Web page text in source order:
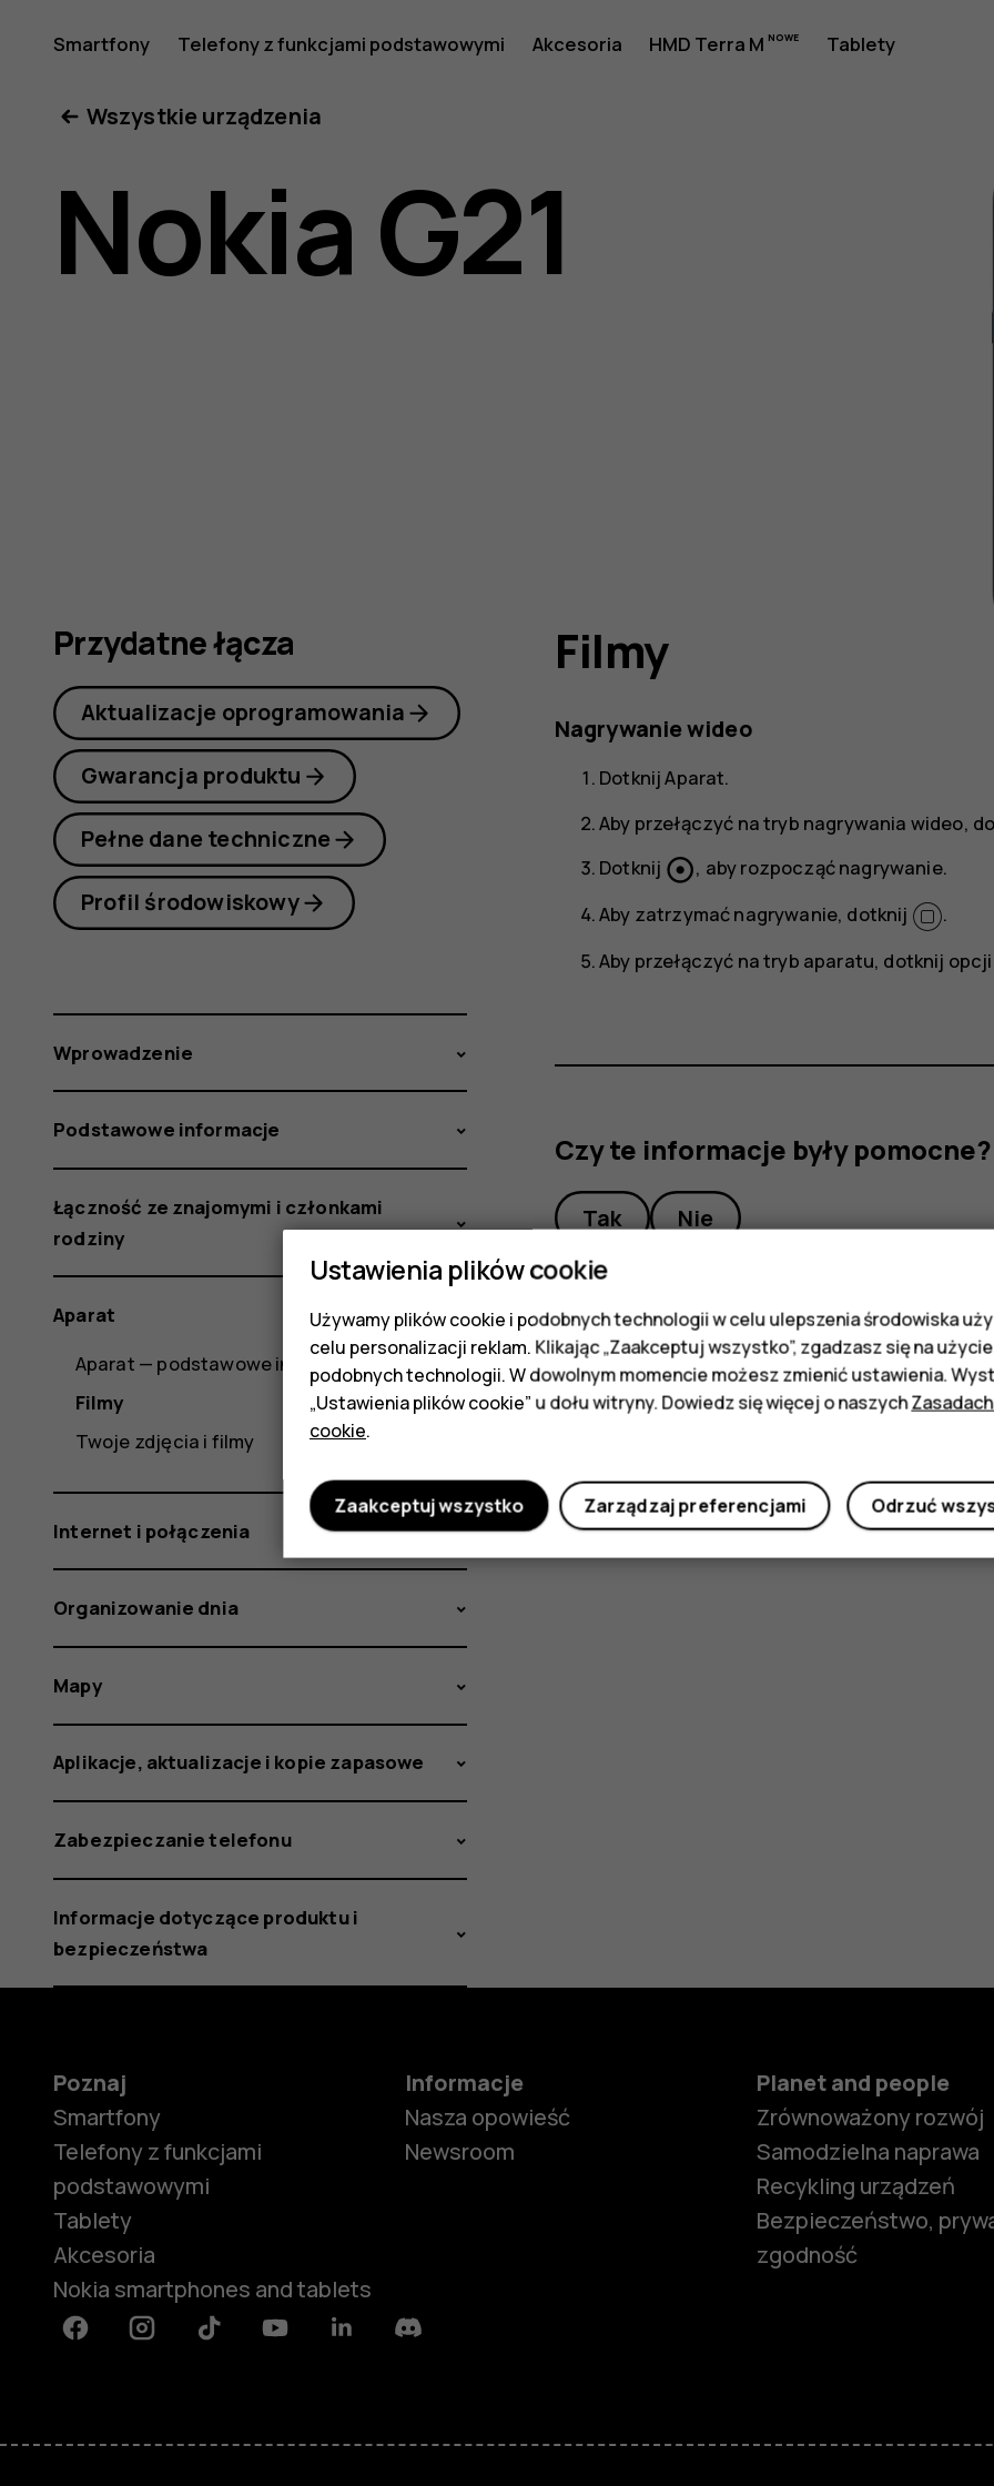
Nokia
G21
—
Smartfony Telefony z funkcjami podstawowymi Akcesoria HMD Terra M Tablety
Wszystkie urządzenia
Nokia G21
Filmy
Nagrywanie wideo
DotknijAparat.
Aby przełączyć na tryb nagrywania wideo,
Dotknij adjust, aby rozpocząć nagrywanie.
Aby zatrzymać nagrywanie, dotknij
.
Aby przełączyć na tryb aparatu, dotknij
Czy te informacje były pomocne?
Tak Nie
Przydatne łącza
Aktualizacje oprogramowania
Gwarancja produktu
Pełne dane techniczne
Profil środowiskowy
Wprowadzenie
Podstawowe informacje
Łączność ze znajomymi i członkami
rodziny
Aparat
Aparat — podstawowe informacje
Filmy
Twoje zdjęcia i filmy
Internet i połączenia
Organizowanie dnia
Mapy
Aplikacje, aktualizacje i kopie zapasowe
Zabezpieczanie telefonu
Informacje dotyczące produktu i
bezpieczeństwa
Poznaj
Smartfony
Telefony z funkcjami
podstawowymi
Tablety
Akcesoria
Nokia smartphones and tablets
Informacje
Nasza opowieść
Newsroom
Planet and people
Zrównoważony rozwój
Samodzielna naprawa
Recykling urządzeń
Bezpieczeństwo,
zgodność
FacebookInstagramTiktok YoutubeLinkedinDiscord
Ustawienia plików cookie
Używamy plików cookie i podobnych technologii w celu ulepszenia środowiska
celu personalizacji reklam. Klikając „Zaakceptuj wszystko”, zgadzasz się na
podobnych technologii. W dowolnym momencie możesz zmienić ustawienia.
„Ustawienia plików cookie” u dołu witryny. Dowiedz się więcej o naszych
cookie.
Odrzuć
Zarządzaj preferencjami
Zaakceptuj wszystko